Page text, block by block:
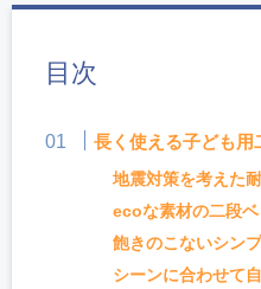
目次
長く使える子ども用
地震対策を考えた
ecoな素材の二段ベ
飽きのこないシン
シーンに合わせて